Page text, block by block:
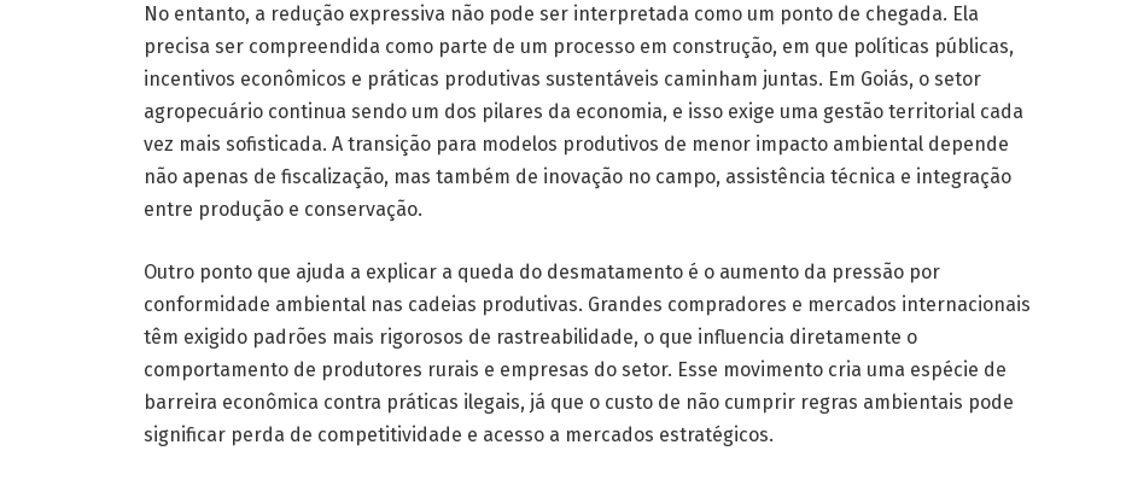
No entanto, a redução expressiva não pode ser interpretada como um ponto de chegada. Ela
precisa ser compreendida como parte de um processo em construção, em que políticas públicas,
incentivos econômicos e práticas produtivas sustentáveis caminham juntas. Em Goiás, o setor
agropecuário continua sendo um dos pilares da economia, e isso exige uma gestão territorial cada
vez mais sofisticada. A transição para modelos produtivos de menor impacto ambiental depende
não apenas de fiscalização, mas também de inovação no campo, assistência técnica e integração
entre produção e conservação.
Outro ponto que ajuda a explicar a queda do desmatamento é o aumento da pressão por
conformidade ambiental nas cadeias produtivas. Grandes compradores e mercados internacionais
têm exigido padrões mais rigorosos de rastreabilidade, o que influencia diretamente o
comportamento de produtores rurais e empresas do setor. Esse movimento cria uma espécie de
barreira econômica contra práticas ilegais, já que o custo de não cumprir regras ambientais pode
significar perda de competitividade e acesso a mercados estratégicos.